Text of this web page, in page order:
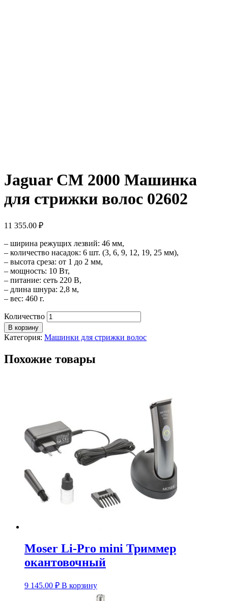
Jaguar CM 2000 Машинка
для стрижки волос 02602
11 355.00 ₽
– ширина режущих лезвий: 46 мм,
– количество насадок: 6 шт. (3, 6, 9, 12, 19, 25 мм),
– высота среза: от 1 до 2 мм,
– мощность: 10 Вт,
– питание: сеть 220 В,
– длина шнура: 2,8 м,
– вес: 460 г.
Количество
В корзину
Категория: Машинки для стрижки волос
Похожие товары
Moser Li-Pro mini Триммер
окантовочный
9 145.00 ₽ В корзину